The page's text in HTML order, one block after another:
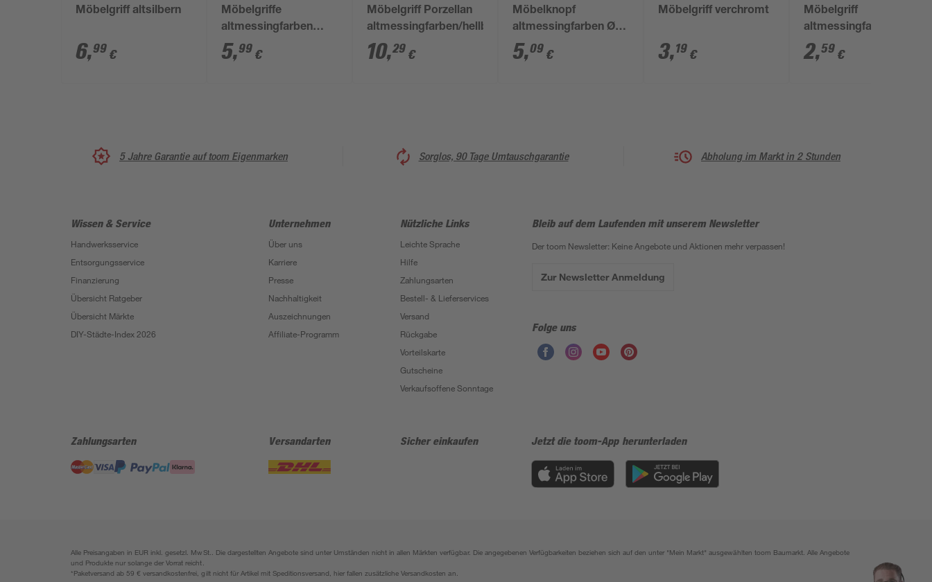
Möbelgriff altsilbern
6,99 €
Möbelgriffe
altmessingfarben
brüniert 2 Stück
5,99 €
Möbelgriff Porzellan
altmessingfarben/hellbeige
10,29 €
Möbelknopf
altmessingfarben Ø
33 mm
5,09 €
Möbelgriff verchromt
3,19 €
Möbelgriff
altmessingfarben 76
mm
2,59 €
5 Jahre Garantie auf toom Eigenmarken Sorglos, 90 Tage Umtauschgarantie Abholung im Markt in 2 Stunden
Wissen & Service
Handwerksservice
Entsorgungsservice
Finanzierung
Übersicht Ratgeber
Übersicht Märkte
DIY-Städte-Index 2026
Unternehmen
Über uns
Karriere
Presse
Nachhaltigkeit
Auszeichnungen
Affiliate-Programm
Nützliche Links
Leichte Sprache
Hilfe
Zahlungsarten
Bestell- & Lieferservices
Versand
Rückgabe
Vorteilskarte
Gutscheine
Verkaufsoffene Sonntage
Bleib auf dem Laufenden mit unserem Newsletter
Der toom Newsletter: Keine Angebote und Aktionen mehr verpassen!
Zur Newsletter Anmeldung
Folge uns
Zahlungsarten Versandarten Sicher einkaufen Jetzt die toom-App herunterladen
Alle Preisangaben in EUR inkl. gesetzl. MwSt.. Die dargestellten Angebote sind unter Umständen nicht in allen Märkten verfügbar. Die angegebenen Verfügbarkeiten beziehen sich auf den unter "Mein Markt" ausgewählten toom Baumarkt. Alle Angebote
und Produkte nur solange der Vorrat reicht.
*Paketversand ab 59 € versandkostenfrei, gilt nicht für Artikel mit Speditionsversand, hier fallen zusätzliche Versandkosten an.